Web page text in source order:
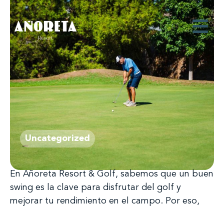
Uncategorized
En Añoreta Resort & Golf, sabemos que un buen
swing es la clave para disfrutar del golf y
mejorar tu rendimiento en el campo. Por eso,